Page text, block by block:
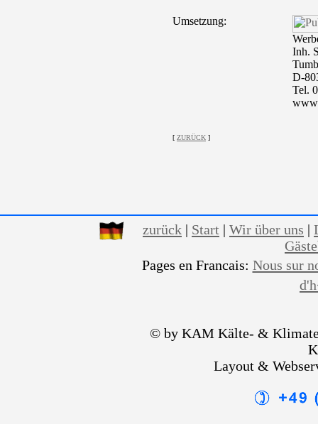
Umsetzung:
Inh.
D-
Tel.
[ ZURÜCK ]
zurück | Start | Wir über uns |
Pages en Francais: Nous sur
© by KAM Kälte- &
Layout &